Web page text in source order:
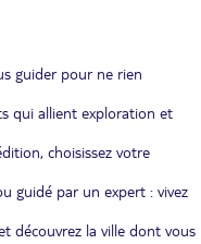
guider pour ne rien
qui allient exploration et
choisissez votre
guidé par un expert : vivez
découvrez la ville dont vous